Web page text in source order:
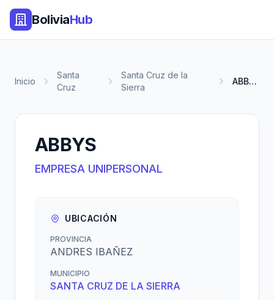
BoliviaHub
Inicio
Santa
Cruz
Santa Cruz de la
Sierra
ABBYS
ABBYS
EMPRESA UNIPERSONAL
UBICACIÓN
PROVINCIA
ANDRES IBAÑEZ
MUNICIPIO
SANTA CRUZ DE LA SIERRA